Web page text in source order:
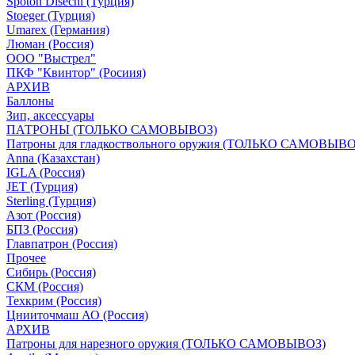
Stoeger (Турция)
Umarex (Германия)
Люман (Россия)
ООО "Выстрел"
ПКФ "Квинтор" (Росиия)
АРХИВ
Баллоны
Зип, аксессуары
ПАТРОНЫ (ТОЛЬКО САМОВЫВОЗ)
Патроны для гладкоствольного оружия (ТОЛЬКО
Anna (Казахстан)
IGLA (Россия)
JET (Турция)
Sterling (Турция)
Азот (Россия)
БПЗ (Россия)
Главпатрон (Россия)
Прочее
Сибирь (Россия)
СКМ (Россия)
Техкрим (Россия)
Цнииточмаш АО (Россия)
АРХИВ
Патроны для нарезного оружия (ТОЛЬКО САМОВЫВОЗ)